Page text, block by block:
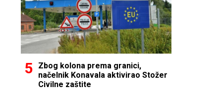
Zbog kolona prema granici,
načelnik Konavala aktivirao Stožer
Civilne zaštite